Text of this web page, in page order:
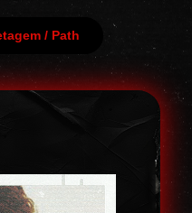
/ Path